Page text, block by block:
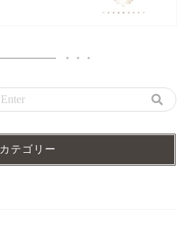
カテゴリー